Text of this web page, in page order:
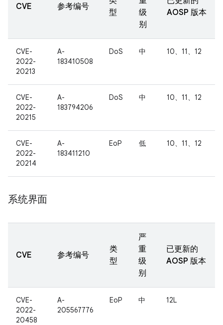
CVE 参考编号
型
级
别
AOSP 版本
CVE-
2022-
20213
A-
183410508
DoS 中 10、11、12
CVE-
2022-
20215
A-
183794206
DoS 中 10、11、12
CVE-
2022-
20214
A-
183411210
EoP 低 10、11、12
系统界面
CVE 参考编号
类
型
严
重
级
别
已更新的
AOSP 版本
CVE-
2022-
20458
A-
205567776
EoP 中 12L